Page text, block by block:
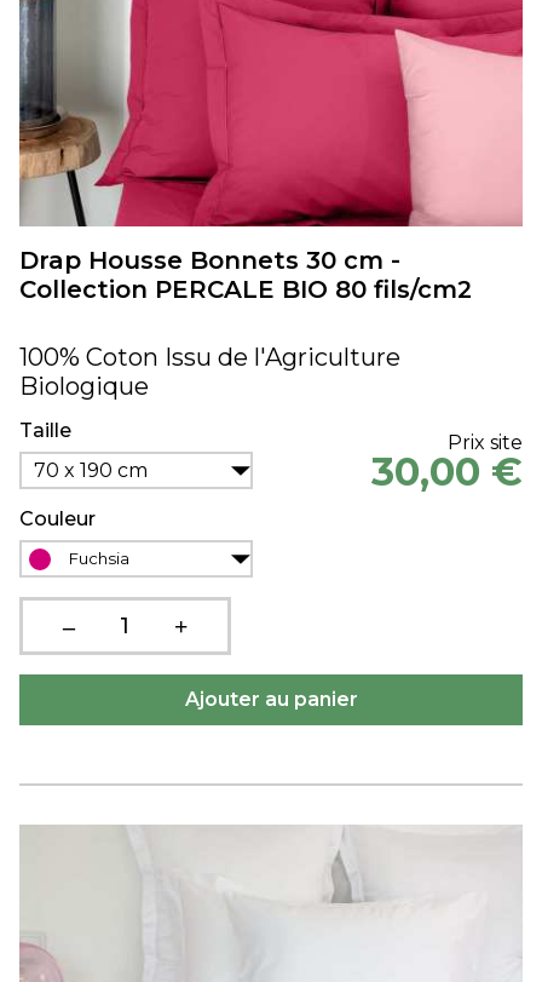
Drap Housse Bonnets 30 cm -
Collection PERCALE BIO 80 fils/cm2
100% Coton Issu de l'Agriculture
Biologique
Taille
70 x 190 cm
Couleur
Fuchsia
Prix site
30,00 €